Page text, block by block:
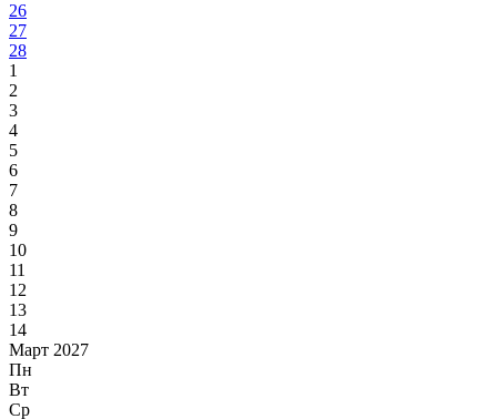
26
27
28
1
2
3
4
5
6
7
8
9
10
11
12
13
14
Март 2027
Пн
Вт
Ср